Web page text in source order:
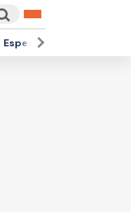
Espectáculos